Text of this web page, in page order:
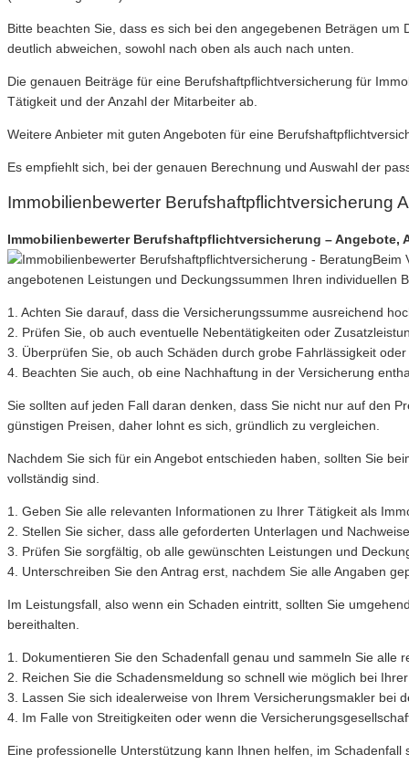
Bitte beachten Sie, dass es sich bei den angegebenen Beträgen
deutlich abweichen, sowohl nach oben als auch nach unten.
Die genauen Beiträge für eine Berufshaftpflichtversicherung für
Tätigkeit und der Anzahl der Mitarbeiter ab.
Weitere Anbieter mit guten Angeboten für eine
Es empfiehlt sich, bei der genauen Berechnung und Auswahl der
Immobilienbewerter Berufshaftpflichtversicherung
Immobilienbewerter Berufshaftpflichtversicherung – Angebote,
Beim
angebotenen Leistungen und Deckungssummen Ihren individuellen
1. Achten Sie darauf, dass die Versicherungssumme ausreichend
2. Prüfen Sie, ob auch eventuelle Nebentätigkeiten oder
3. Überprüfen Sie, ob auch Schäden durch grobe Fahrlässigkeit
4. Beachten Sie auch, ob eine Nachhaftung in der Versicherung
Sie sollten auf jeden Fall daran denken, dass Sie nicht nur auf den
günstigen Preisen, daher lohnt es sich, gründlich zu vergleichen.
Nachdem Sie sich für ein Angebot entschieden haben, sollten Sie
vollständig sind.
1. Geben Sie alle relevanten Informationen zu Ihrer Tätigkeit als
2. Stellen Sie sicher, dass alle geforderten Unterlagen und
3. Prüfen Sie sorgfältig, ob alle gewünschten Leistungen und
4. Unterschreiben Sie den Antrag erst, nachdem Sie alle Angaben
Im Leistungsfall, also wenn ein Schaden eintritt, sollten Sie
bereithalten.
1. Dokumentieren Sie den Schadenfall genau und sammeln Sie alle
2. Reichen Sie die Schadensmeldung so schnell wie möglich bei
3. Lassen Sie sich idealerweise von Ihrem Versicherungsmakler bei
4. Im Falle von Streitigkeiten oder wenn die
Eine professionelle Unterstützung kann Ihnen helfen, im